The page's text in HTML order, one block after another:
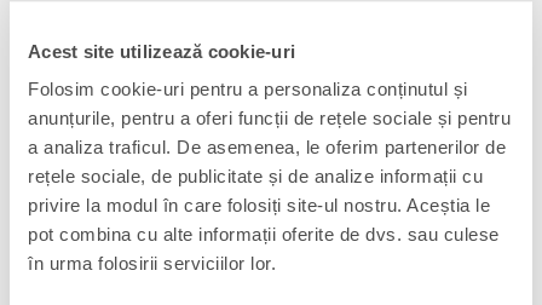
Acest site utilizează cookie-uri
Folosim cookie-uri pentru a personaliza conținutul și
anunțurile, pentru a oferi funcții de rețele sociale și pentru
a analiza traficul. De asemenea, le oferim partenerilor de
rețele sociale, de publicitate și de analize informații cu
privire la modul în care folosiți site-ul nostru. Aceștia le
pot combina cu alte informații oferite de dvs. sau culese
în urma folosirii serviciilor lor.
Ramhorn toy! Decepticon Bombshell can turn foes into
helpless accomplices by injecting cerebro-shells into their
heads with his stinger to control their minds. Autobot Ramhorn
is extremely territorial, has a nasty hair-trigger temper, and will
smash you, so don't touch him if you value your life.
Transformers Retro G1 action figures are designed like the
original releases. Figures feature vintage styling, accessories,
and exclusive package art and tech specs inspired by the 1986
movie. Clip out and save the on-box tech specs to share, then